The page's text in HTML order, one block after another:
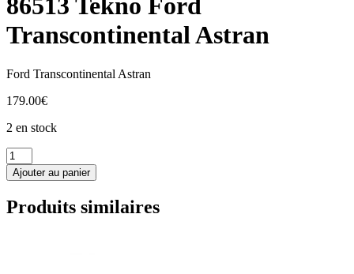
86513 Tekno Ford
Transcontinental Astran
Ford Transcontinental Astran
179.00€
2 en stock
quantité
de
86513
Ford
Ajouter au panier
Produits similaires